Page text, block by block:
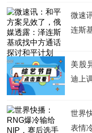
微速
连斯
美股
迪上
世界
表情